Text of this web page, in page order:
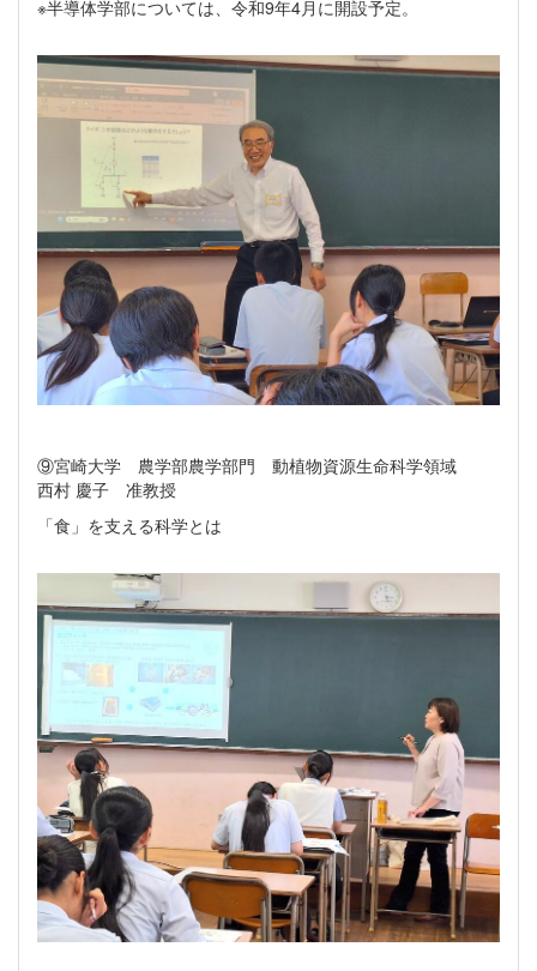
※半導体学部については、令和9年4月に開設予定。
⑨宮崎大学 農学部農学部門 動植物資源生命科学領域
西村 慶子 准教授
「食」を支える科学とは